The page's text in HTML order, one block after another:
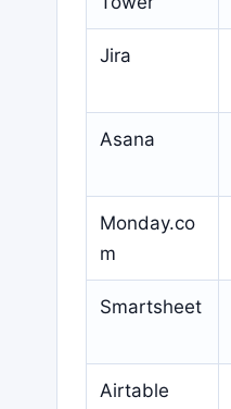
Jira
Asana
Monday.co
m
Smartsheet
Airtable